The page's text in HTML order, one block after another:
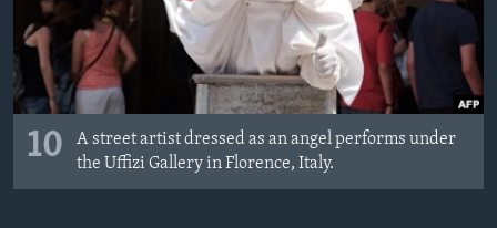
10
A street artist dressed as an angel performs under
the Uffizi Gallery in Florence, Italy.